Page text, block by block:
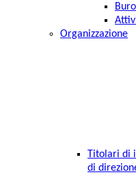
Organizzazione
Titolari di
di